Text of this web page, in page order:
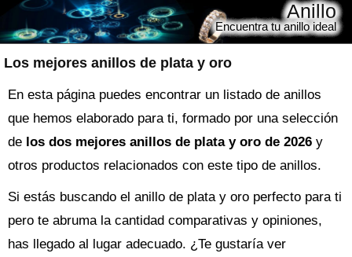
Los mejores anillos de plata y oro
Anillo
Encuentra tu anillo ideal
En esta página puedes encontrar un listado de anillos
que hemos elaborado para ti, formado por una selección
de los dos mejores anillos de plata y oro de 2026 y
otros productos relacionados con este tipo de anillos.
Si estás buscando el anillo de plata y oro perfecto para ti
pero te abruma la cantidad comparativas y opiniones,
has llegado al lugar adecuado. ¿Te gustaría ver